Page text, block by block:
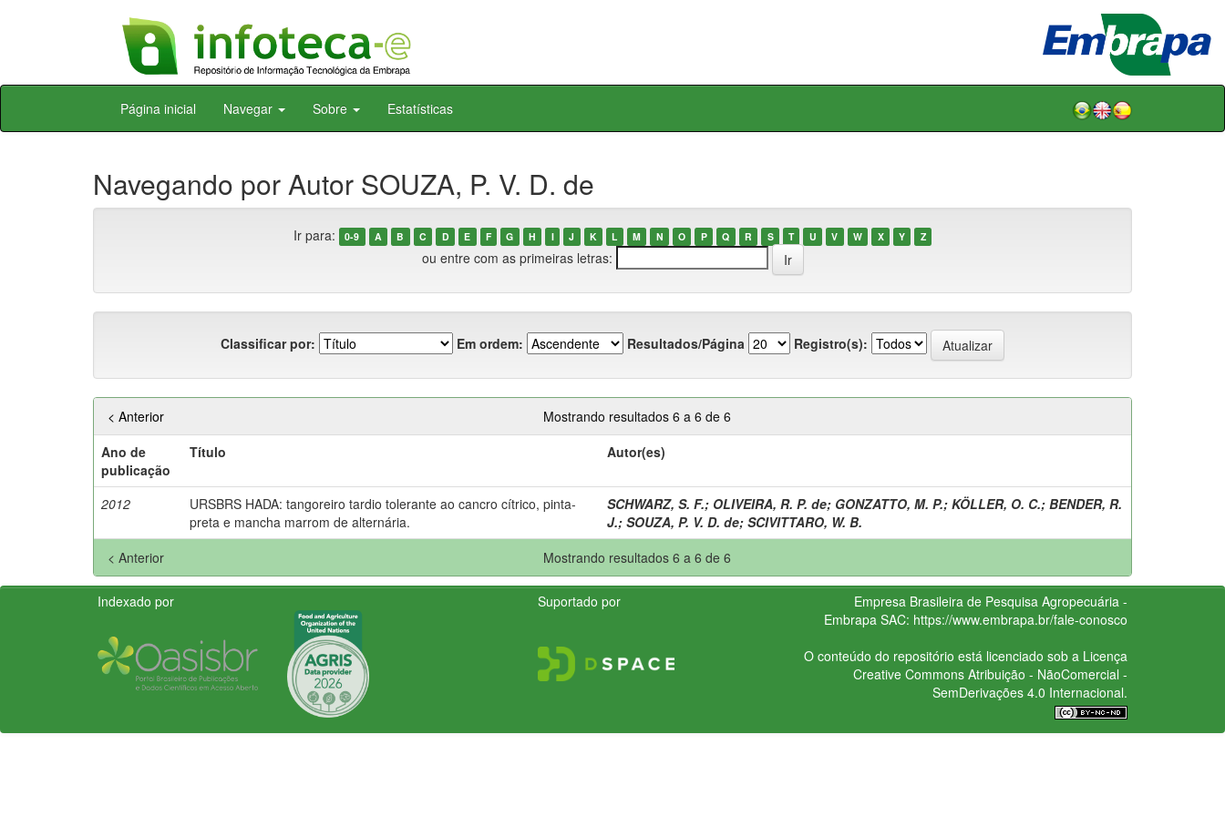
Skip
Página inicial Navegar Sobre Estatísticas
Navegando por Autor SOUZA, P. V. D. de
Ir para: 0-9 A B C D E F G H I J K L M N O P Q R S T U V W X Y Z
ou entre com as primeiras letras:
Classificar por: Em ordem: Resultados/Página Registro(s):
Mostrando resultados 6 a 6 de 6
< Anterior
Ano de
publicação
Título Autor(es)
2012
URSBRS HADA: tangoreiro tardio tolerante ao cancro cítrico, pinta-
preta e mancha marrom de alternária.
SCHWARZ, S. F.; OLIVEIRA, R. P. de; GONZATTO, M. P.; KÖLLER, O. C.; BENDER, R.
J.; SOUZA, P. V. D. de; SCIVITTARO, W. B.
Mostrando resultados 6 a 6 de 6
< Anterior
Indexado por Suportado por
Empresa Brasileira de Pesquisa Agropecuária -
Embrapa SAC: https://www.embrapa.br/fale-conosco
O conteúdo do repositório está licenciado sob a Licença
Creative CommonsAtribuição - NãoComercial -
SemDerivações 4.0 Internacional.